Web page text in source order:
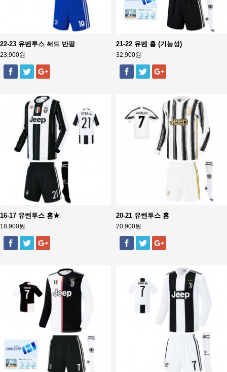
22-23 유벤투스 써드 반팔
23,900원
21-22 유벤 홈 (기능성)
32,900원
16-17 유벤투스 홈★
18,900원
20-21 유벤투스 홈
20,900원